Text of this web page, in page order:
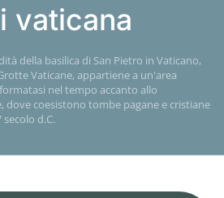
vaticana
della basilica di San Pietro in Vaticano,
Vaticane, appartiene a un'area
nel tempo accanto allo
dove coesistono tombe pagane e cristiane
d.C.